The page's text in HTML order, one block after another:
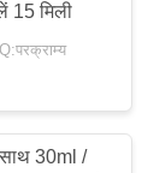
15 मिली
30ml /